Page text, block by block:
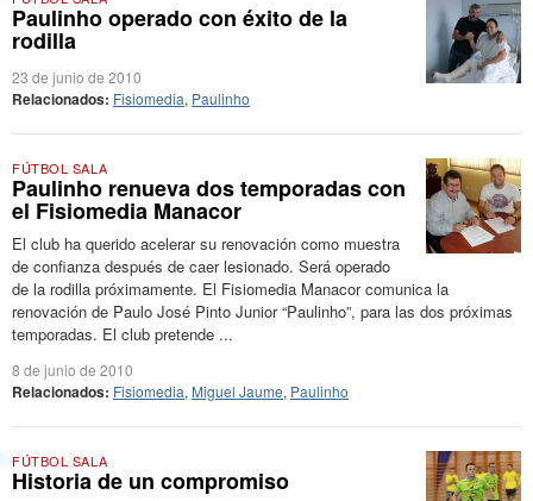
Paulinho operado con éxito de la
rodilla
23 de junio de 2010
Relacionados: Fisiomedia, Paulinho
FÚTBOL SALA
Paulinho renueva dos temporadas con
el Fisiomedia Manacor
El club ha querido acelerar su renovación como muestra
de confianza después de caer lesionado. Será operado
de la rodilla próximamente. El Fisiomedia Manacor comunica la
renovación de Paulo José Pinto Junior “Paulinho”, para las dos próximas
temporadas. El club pretende ...
8 de junio de 2010
Relacionados: Fisiomedia, Miguel Jaume, Paulinho
FÚTBOL SALA
Historia de un compromiso